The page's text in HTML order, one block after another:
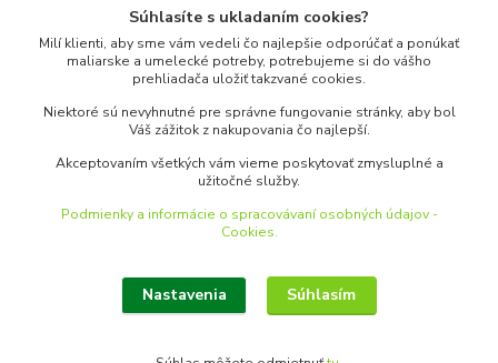
www.merkantil.sk
Pondelok-Piatok: 9.00-17.00hod.
objednavky@merkantil-obchod.sk
Upraviť zber cookies.
Súhlasíte s ukladaním cookies?
Milí klienti, aby sme vám vedeli čo najlepšie odporúčať a ponúkať
maliarske a umelecké potreby, potrebujeme si do vášho
prehliadača uložiť takzvané cookies.
Niektoré sú nevyhnutné pre správne fungovanie stránky, aby bol
Váš zážitok z nakupovania čo najlepší.
Akceptovaním všetkých vám vieme poskytovať zmysluplné a
užitočné služby.
Podmienky a informácie o spracovávaní osobných údajov -
Cookies.
Nastavenia Súhlasím